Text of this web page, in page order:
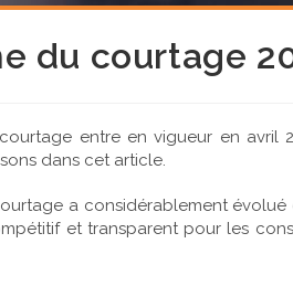
du courtage
entre en vigueur en avril
dans cet article.
a considérablement
et transparent pour les